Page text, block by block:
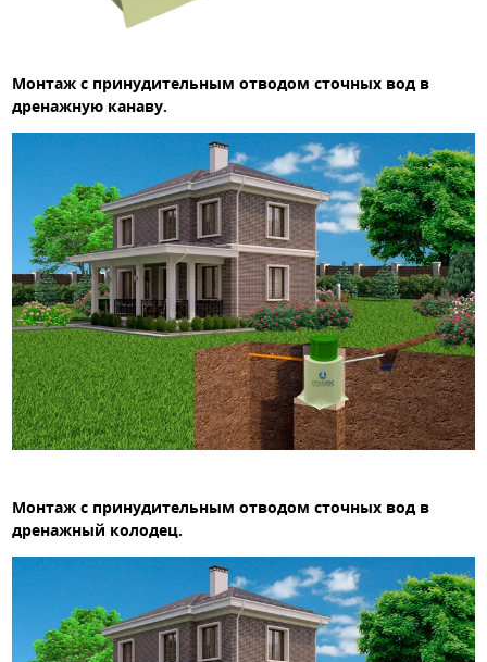
Монтаж с принудительным отводом сточных вод в
дренажную канаву.
Монтаж с принудительным отводом сточных вод в
дренажный колодец.